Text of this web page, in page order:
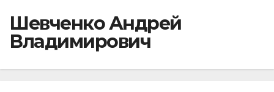
Шевченко Андрей
Владимирович